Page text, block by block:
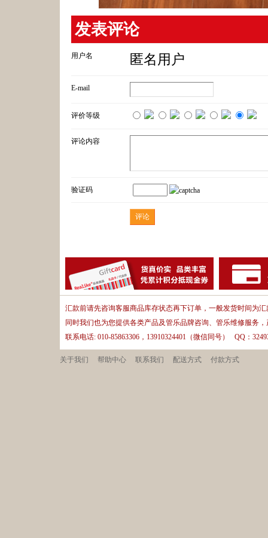
发表评论
用户名 匿名用户
E-mail
评价等级
评论内容
验证码
汇款前请先咨询客服商品库存状态再下订单，一般发货时间为汇
同时我们也为您提供各类产品及管乐品牌咨询、管乐维修服务
联系电话: 010-85863306，13910324401（微信同号） QQ：
关于我们 帮助中心 联系我们 配送方式 付款方式